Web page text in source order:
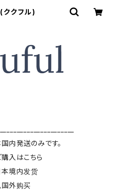
クフル)
内発送のみです。
入はこちら
境内发货
外购买